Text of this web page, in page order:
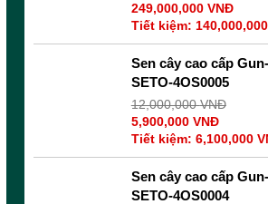
249,000,000 VNĐ
Tiết kiệm: 140,000,000
Sen cây cao cấp
SETO-4OS0005
12,000,000VNĐ
5,900,000 VNĐ
Tiết kiệm: 6,100,000
Sen cây cao cấp
SETO-4OS0004